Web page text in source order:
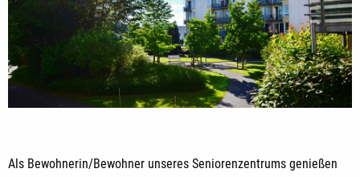
Als Bewohnerin/Bewohner unseres Seniorenzentrums genießen